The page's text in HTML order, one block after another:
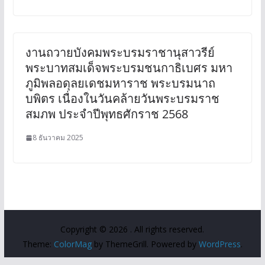
งานถวายบังคมพระบรมราชานุสาวรีย์
พระบาทสมเด็จพระบรมชนกาธิเบศร มหา
ภูมิพลอดุลยเดชมหาราช พระบรมนาถ
บพิตร เนื่องในวันคล้ายวันพระบรมราช
สมภพ ประจำปีพุทธศักราช 2568
8 ธันวาคม 2025
Copyright © 2026 . All rights reserved.
Theme: ColorMagby ThemeGrill. Powered by WordPress.